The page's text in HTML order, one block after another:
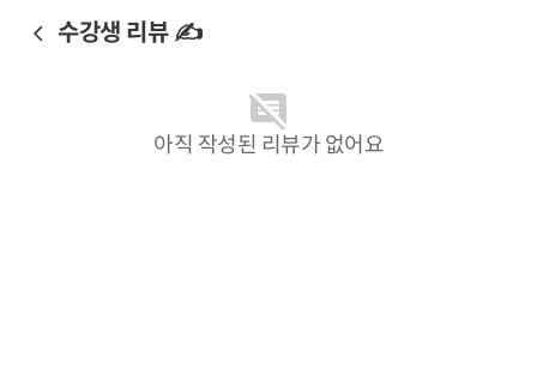
수강생 리뷰 ✍️
아직 작성된 리뷰가 없어요